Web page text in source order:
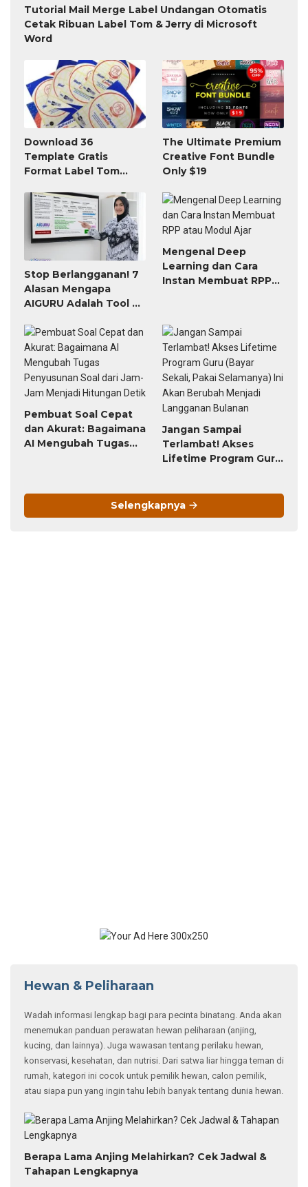
Tutorial Mail Merge Label Undangan Otomatis
Cetak Ribuan Label Tom & Jerry di Microsoft
Word
Download 36
Template Gratis
Format Label Tom
Word
The Ultimate Premium
Creative Font Bundle
Only $19
Stop Berlangganan! 7
Alasan Mengapa
AIGURU Adalah Tool AI
Worth It (Bayar 79
Ribu, Untung Seumur
Hidup)
Mengenal Deep
Learning dan Cara
Instan Membuat RPP
Pembuat Soal Cepat
dan Akurat: Bagaimana
AI Mengubah Tugas
Jangan Sampai
Terlambat! Akses
Lifetime Program Guru
Berubah Menjadi
Langganan Bulanan
Selengkapnya
Hewan & Peliharaan
Wadah informasi lengkap bagi para pecinta binatang. Anda akan
menemukan panduan perawatan hewan peliharaan (anjing,
kucing, dan lainnya). Juga wawasan tentang perilaku hewan,
konservasi, kesehatan, dan nutrisi. Dari satwa liar hingga teman di
rumah, kategori ini cocok untuk pemilik hewan, calon pemilik,
atau siapa pun yang ingin tahu lebih banyak tentang dunia hewan.
Berapa Lama Anjing Melahirkan? Cek Jadwal &
Tahapan Lengkapnya